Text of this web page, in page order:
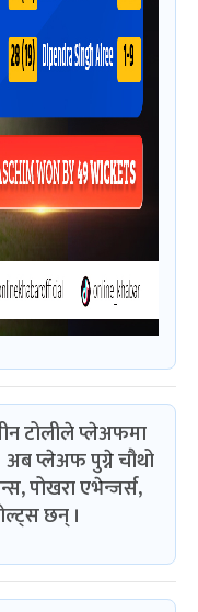
टोलीले प्लेअफमा
प्लेअफ पुग्ने चौथो
पोखरा एभेन्जर्स,
छन् ।